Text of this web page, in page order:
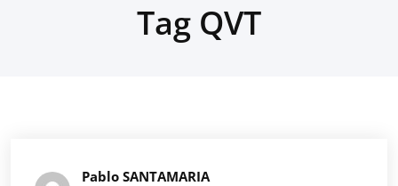
Tag QVT
Pablo SANTAMARIA